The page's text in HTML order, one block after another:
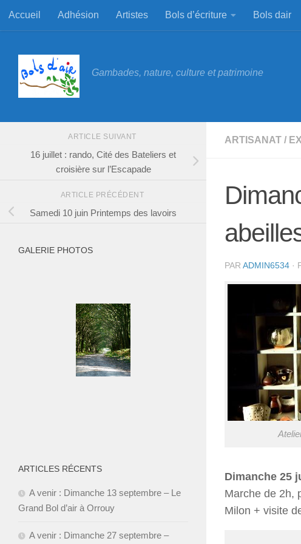
Skip to content
Accueil Adhésion Artistes Bols d’écriture Bols dair
Gambades, nature, culture et patrimoine
ARTISANAT /
PAR ADMIN6534 ·
Dimanche 25
Marche de 2h,
Milon + visite
ARTICLE SUIVANT
16 juillet : rando, Cité des Bateliers et
croisière sur l’Escapade
ARTICLE PRÉCÉDENT
Samedi 10 juin Printemps des lavoirs
GALERIE PHOTOS
ARTICLES RÉCENTS
A venir : Dimanche 13 septembre – Le
Grand Bol d’air à Orrouy
A venir : Dimanche 27 septembre –